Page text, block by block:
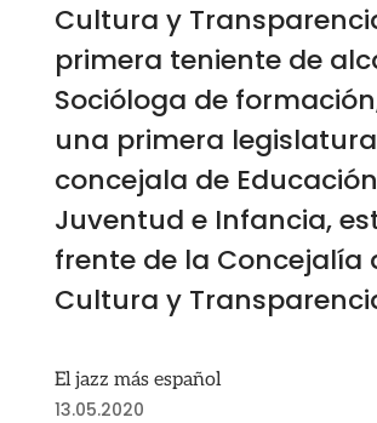
Cultura y
primera teniente de
Socióloga de
una primera
concejala de
Juventud e Infancia,
frente de la Concejalía
Cultura y
El jazz más español
13.05.2020